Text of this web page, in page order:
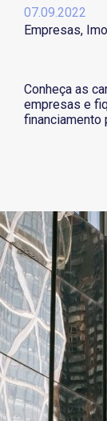
Habita
07.09.2022
Empresas
Conheça as
empresas e
financiamento